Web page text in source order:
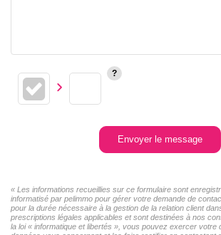
Envoyer le message
« Les informations recueillies sur ce formulaire sont
informatisé par pelimmo pour gérer votre demande de
pour la durée nécessaire à la gestion de la relation client
prescriptions légales applicables et sont destinées à nos
la loi « informatique et libertés », vous pouvez exercer votre